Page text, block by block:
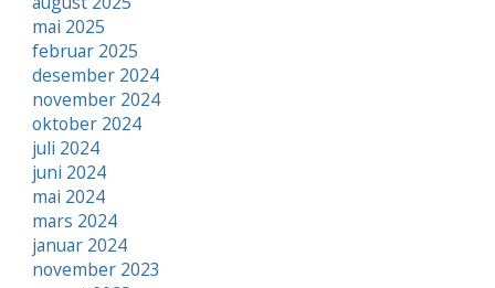
mai 2025
februar 2025
desember 2024
november 2024
oktober 2024
juli 2024
juni 2024
mai 2024
mars 2024
januar 2024
november 2023